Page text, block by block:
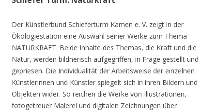
Der Künstlerbund Schieferturm Kamen e. V. zeigt in der
Ökologiestation eine Auswahl seiner Werke zum Thema
NATURKRAFT. Beide Inhalte des Themas, die Kraft und die
Natur, werden bildnerisch aufgegriffen, in Frage gestellt und
gepriesen. Die Individualität der Arbeitsweise der einzelnen
Künstlerinnen und Künstler spiegelt sich in ihren Bildern und
Objekten wider. So reichen die Werke von Illustrationen,
fotogetreuer Malerei und digitalen Zeichnungen über